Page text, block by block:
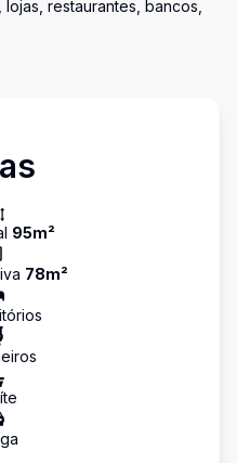
restaurantes, bancos,
95m²
78m²
s
s